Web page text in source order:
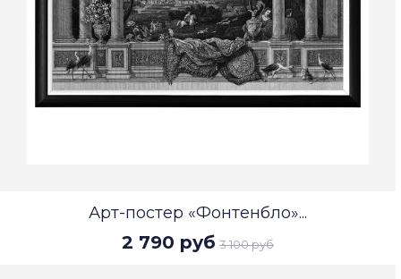
Арт-постер «Фонтенбло»...
2 790 руб 3 100 руб